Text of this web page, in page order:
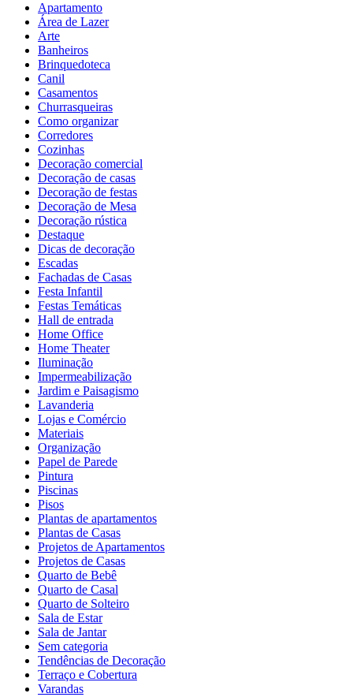
Apartamento
Área de Lazer
Arte
Banheiros
Brinquedoteca
Canil
Casamentos
Churrasqueiras
Como organizar
Corredores
Cozinhas
Decoração comercial
Decoração de casas
Decoração de festas
Decoração de Mesa
Decoração rústica
Destaque
Dicas de decoração
Escadas
Fachadas de Casas
Festa Infantil
Festas Temáticas
Hall de entrada
Home Office
Home Theater
Iluminação
Impermeabilização
Jardim e Paisagismo
Lavanderia
Lojas e Comércio
Materiais
Organização
Papel de Parede
Pintura
Piscinas
Pisos
Plantas de apartamentos
Plantas de Casas
Projetos de Apartamentos
Projetos de Casas
Quarto de Bebê
Quarto de Casal
Quarto de Solteiro
Sala de Estar
Sala de Jantar
Sem categoria
Tendências de Decoração
Terraço e Cobertura
Varandas